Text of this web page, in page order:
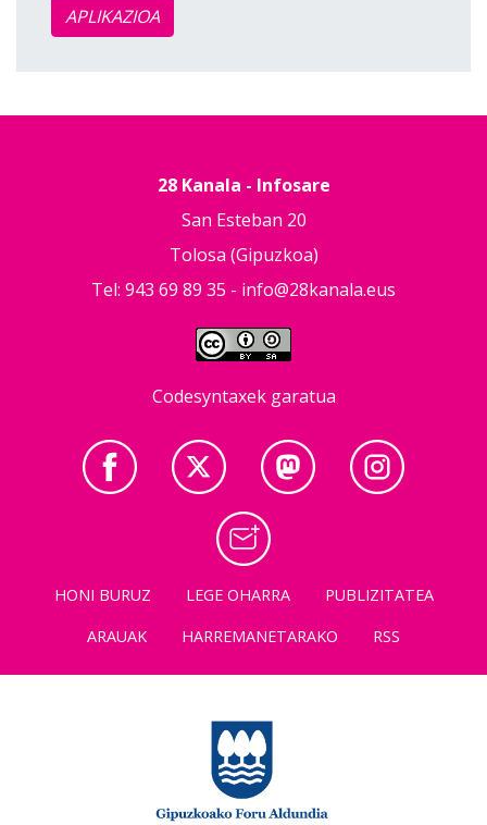
APLIKAZIOA
28 Kanala - Infosare
San Esteban 20
Tolosa (Gipuzkoa)
Tel: 943 69 89 35 - info@28kanala.eus
Codesyntaxek garatua
HONI BURUZ LEGE OHARRA
PUBLIZITATEA
ARAUAK
HARREMANETARAKO RSS